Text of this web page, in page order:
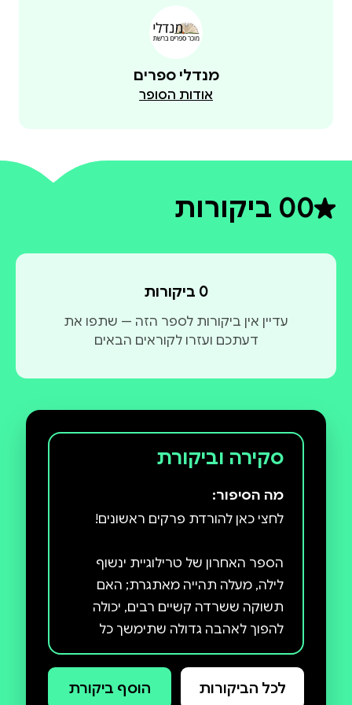
האהבה של מאט והאנה הצליחה לגבור על מכשולים
לחצי כאן להורדת פרקים ראשונים!
מנדלי ספרים
אודות הסופר
0דירוג ממוצע 0 מתוך 5
0 ביקורות
0 ביקורות
עדיין אין ביקורות לספר הזה — שתפו את
דעתכם ועזרו לקוראים הבאים
סקירה וביקורת
מה הסיפור:
הספר האחרון של טרילוגיית ינשוף
לילה, מעלה תהייה מאתגרת; האם
תשוקה ששרדה קשיים רבים, יכולה
להפוך לאהבה גדולה שתימשך כל
בגיל עשרים ותשע, מאט סקיי מנסה
לכל הביקורות הוסף ביקורת